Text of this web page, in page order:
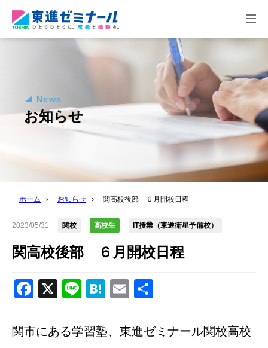
News
お知らせ
ホーム › お知らせ › 関高校後部 ６月開校日程
2023/05/31 関校 高校生 IT授業（東進衛星予備校）
関高校後部 ６月開校日程
Facebook
X LineHatena
Email
関市にある学習塾、東進ゼミナール関校高校